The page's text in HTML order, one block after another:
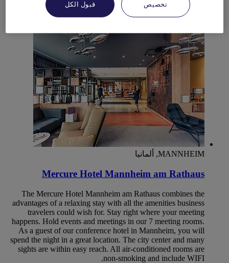
the Wurstmarkt (sausage market).
MANNHEIM, ألمانيا
Mercure Hotel Mannheim am Rathaus
The Mercure Hotel Mannheim am Rathaus combines the
advantages of a relaxing stay with all the amenities business
travelers could wish for. Stay right where your meeting
happens. Hold events and meetings in our 7 meeting rooms.
As a guest of our conference hotel in Mannheim, you will
spend the night in a great location. The city center and many
sights are within easy reach. All air-conditioned rooms are
non-smoking and include WIFI.
تخصيص قبول الكل